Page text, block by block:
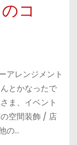
コ
アレンジメント
とかなったで
ま、イベント
空間装飾 / 店
の…